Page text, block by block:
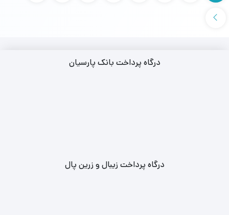
درگاه پرداخت بانک پارسیان
درگاه پرداخت زیبال و زرین پال